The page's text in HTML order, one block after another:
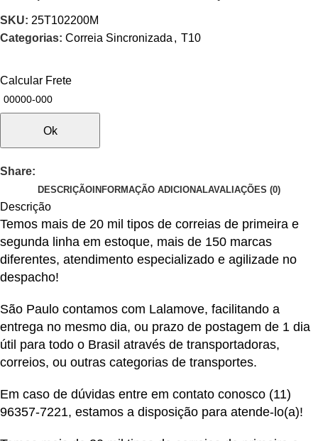
SKU: 25T102200M
Categorias: Correia Sincronizada , T10
Calcular Frete
Ok
Share:
DESCRIÇÃO INFORMAÇÃO ADICIONALAVALIAÇÕES (0)
Descrição
Temos mais de 20 mil tipos de correias de primeira e
segunda linha em estoque, mais de 150 marcas
diferentes, atendimento especializado e agilizade no
despacho!
São Paulo contamos com Lalamove, facilitando a
entrega no mesmo dia, ou prazo de postagem de 1 dia
útil para todo o Brasil através de transportadoras,
correios, ou outras categorias de transportes.
Em caso de dúvidas entre em contato conosco (11)
96357-7221, estamos a disposição para atende-lo(a)!